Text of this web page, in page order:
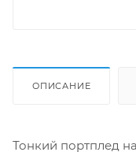
ОПИСАНИЕ
Тонкий портплед